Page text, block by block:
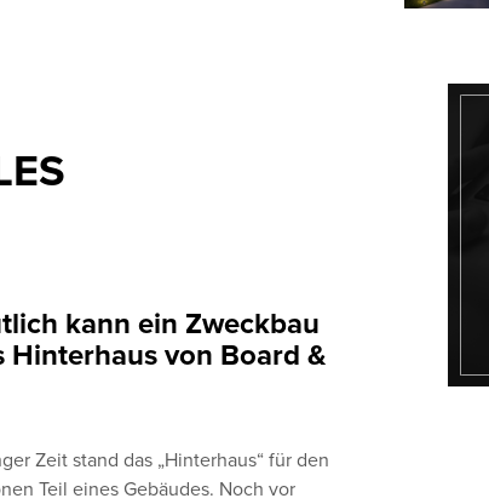
kann ein Zweckbau
Hinterhaus von Board &
Zeit stand das „Hinterhaus“ für den
Teil eines Gebäudes. Noch vor